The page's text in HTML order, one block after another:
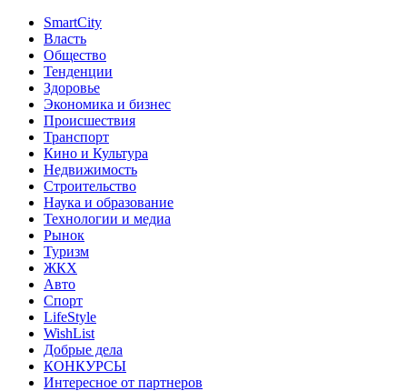
SmartCity
Власть
Общество
Тенденции
Здоровье
Экономика и бизнес
Происшествия
Транспорт
Кино и Культура
Недвижимость
Строительство
Наука и образование
Технологии и медиа
Рынок
Туризм
ЖКХ
Авто
Спорт
LifeStyle
WishList
Добрые дела
КОНКУРСЫ
Интересное от партнеров